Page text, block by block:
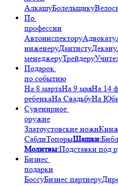
АлкашуБолельщику
По
профессии
АвтоинспекторуАдвокату
инженеруДантистуДекану
менеджеруТрейдеру
Подарок
по событию
На 8 мартаНа 9 маяНа 14
ребенкаНа СвадьбуНа
Сувенирное
оружие
Златоустовские ножи
СаблиТопорыШашки:
Молитвы:Подставки под
Бизнес
подарки
БоссуБизнес партнеру